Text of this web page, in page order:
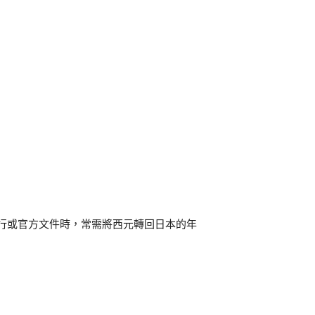
或官方文件時，常需將西元轉回日本的年